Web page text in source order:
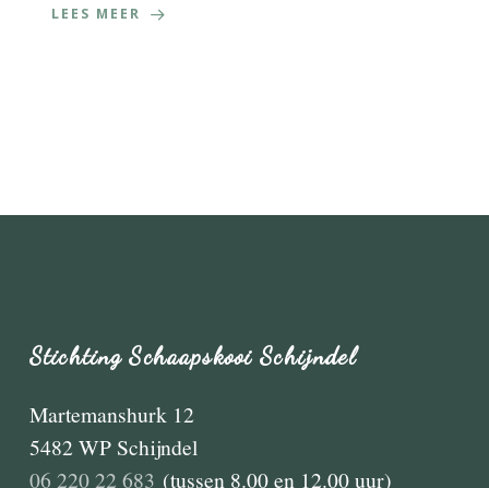
LEES MEER
Stichting Schaapskooi Schijndel
Martemanshurk 12
5482 WP Schijndel
06 220 22 683 (tussen 8.00 en 12.00 uur)